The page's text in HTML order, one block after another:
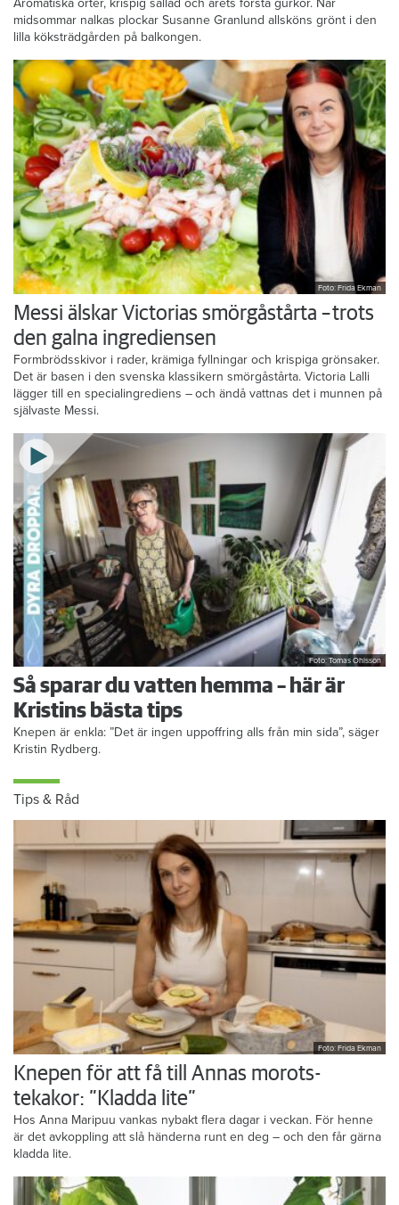
Aromatiska örter, krispig sallad och årets första gurkor. När
midsommar nalkas plockar Susanne Granlund allsköns grönt i den
lilla köksträdgården på balkongen.
Foto: Frida Ekman
Messi älskar Victorias smörgåstårta – trots
den galna ingrediensen
Formbrödsskivor i rader, krämiga fyllningar och krispiga grönsaker.
Det är basen i den svenska klassikern smörgåstårta. Victoria Lalli
lägger till en specialingrediens – och ändå vattnas det i munnen på
självaste Messi.
Foto: Tomas Ohlsson
Så sparar du vatten hemma – här är
Kristins bästa tips
Knepen är enkla: ”Det är ingen uppoffring alls från min sida”, säger
Kristin Rydberg.
Tips & Råd
Foto: Frida Ekman
Knepen för att få till Annas morots-
tekakor: ”Kladda lite”
Hos Anna Maripuu vankas nybakt flera dagar i veckan. För henne
är det avkoppling att slå händerna runt en deg – och den får gärna
kladda lite.